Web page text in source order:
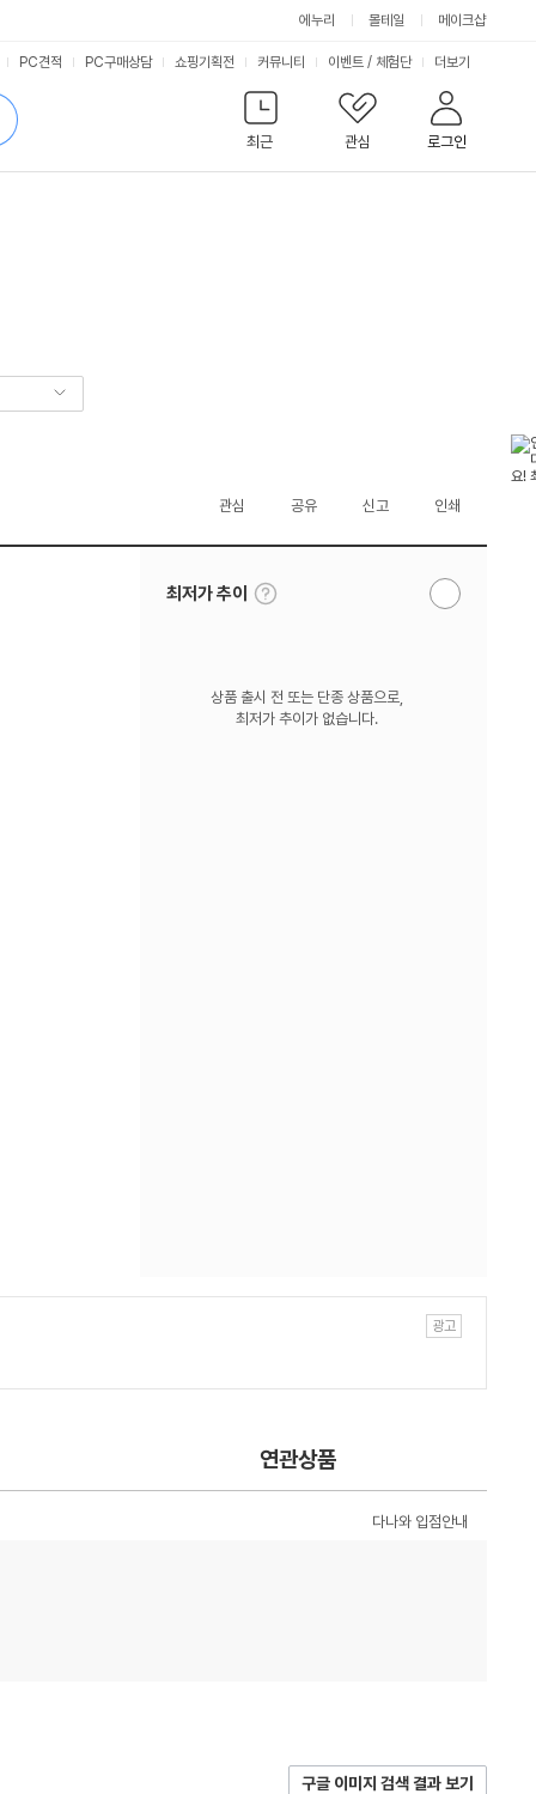
에누리 몰테일 메이크샵
최근
관심 로그인
PC견적 PC구매상담 쇼핑기획전 커뮤니티 이벤트 / 체험단 서
비
스
더보기
관심 공유 신고 인쇄
최저가 추이
툴
팁
알
상품 출시 전 또는 단종 상품으로,
최저가 추이가 없습니다.
연관상품
다나와 입점안내
구글 이미지 검색 결과 보기